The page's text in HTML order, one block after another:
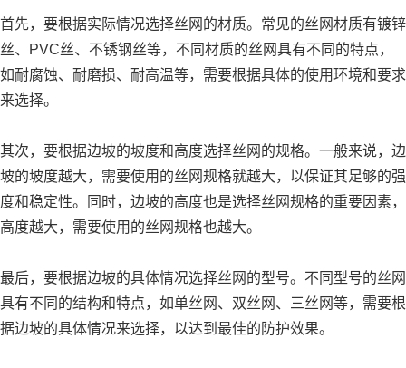
首先，要根据实际情况选择丝网的材质。常见的丝网材质有镀锌
丝、PVC丝、不锈钢丝等，不同材质的丝网具有不同的特点，
如耐腐蚀、耐磨损、耐高温等，需要根据具体的使用环境和要求
来选择。
其次，要根据边坡的坡度和高度选择丝网的规格。一般来说，边
坡的坡度越大，需要使用的丝网规格就越大，以保证其足够的强
度和稳定性。同时，边坡的高度也是选择丝网规格的重要因素，
高度越大，需要使用的丝网规格也越大。
最后，要根据边坡的具体情况选择丝网的型号。不同型号的丝网
具有不同的结构和特点，如单丝网、双丝网、三丝网等，需要根
据边坡的具体情况来选择，以达到最佳的防护效果。